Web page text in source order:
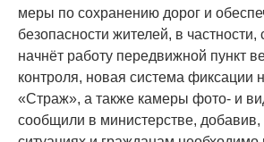
меры по сохранению дорог и
безопасности жителей, в частности,
начнёт работу передвижной пункт
контроля, новая система фиксации
«Страж», а также камеры фото- и
сообщили в министерстве, добавив,